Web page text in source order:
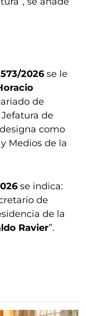
2026 se le
de
de
como
Medios de la
se indica:
de
de la
Ravier”.